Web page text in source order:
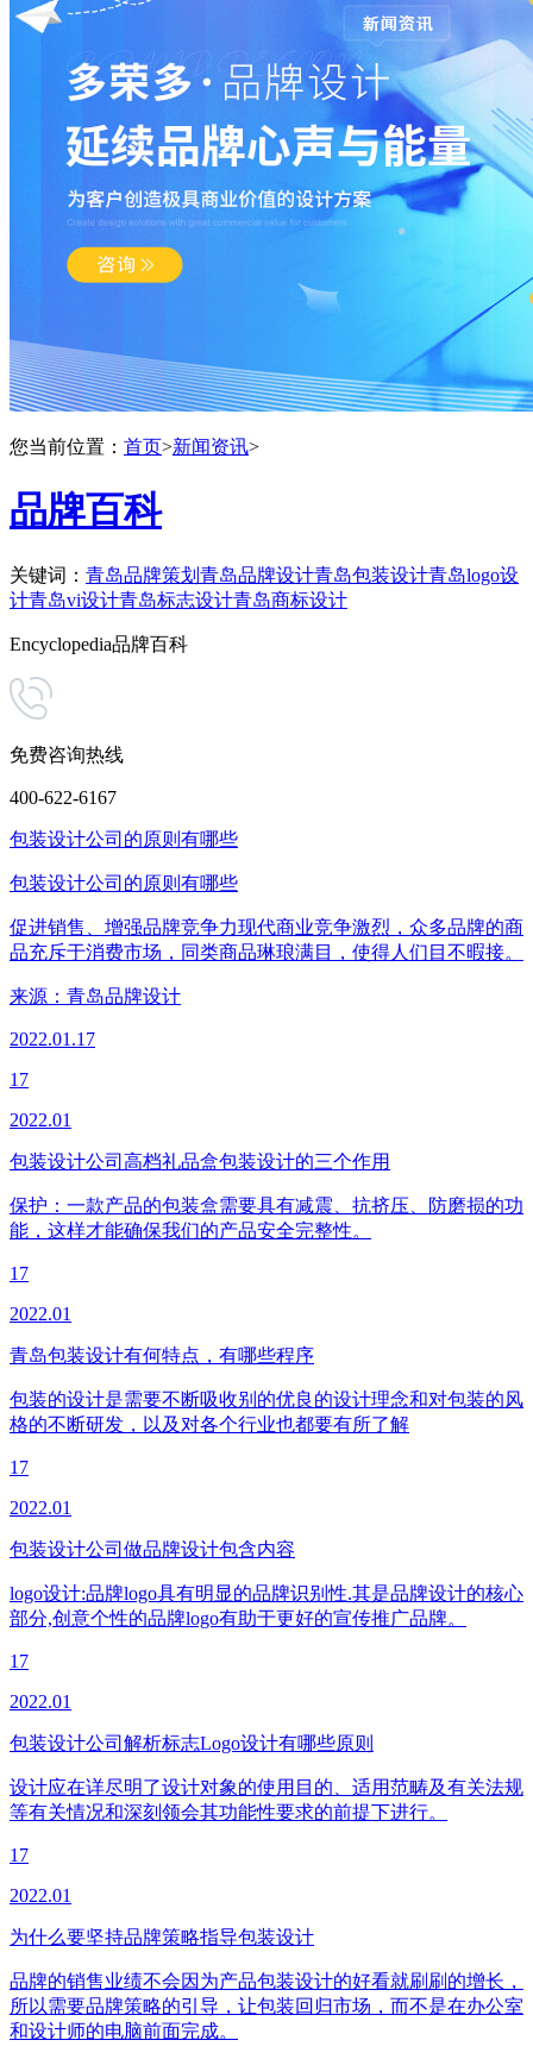
您当前位置： 首页>新闻资讯>
品牌百科
关键词： 青岛品牌策划 青岛品牌设计青岛包装设计青岛logo设
计青岛vi设计青岛标志设计青岛商标设计
Encyclopedia品牌百科
免费咨询热线
400-622-6167
包装设计公司的原则有哪些
包装设计公司的原则有哪些
促进销售、增强品牌竞争力现代商业竞争激烈，众多品牌的商
品充斥于消费市场，同类商品琳琅满目，使得人们目不暇接。
来源： 青岛品牌设计
2022.01.17
17
2022.01
包装设计公司高档礼品盒包装设计的三个作用
保护：一款产品的包装盒需要具有减震、抗挤压、防磨损的功
能，这样才能确保我们的产品安全完整性。
17
2022.01
青岛包装设计有何特点，有哪些程序
包装的设计是需要不断吸收别的优良的设计理念和对包装的风
格的不断研发，以及对各个行业也都要有所了解
17
2022.01
包装设计公司做品牌设计包含内容
logo设计:品牌logo具有明显的品牌识别性.其是品牌设计的核心
部分,创意个性的品牌logo有助于更好的宣传推广品牌。
17
2022.01
包装设计公司解析标志Logo设计有哪些原则
设计应在详尽明了设计对象的使用目的、适用范畴及有关法规
等有关情况和深刻领会其功能性要求的前提下进行。
17
2022.01
为什么要坚持品牌策略指导包装设计
品牌的销售业绩不会因为产品包装设计的好看就刷刷的增长，
所以需要品牌策略的引导，让包装回归市场，而不是在办公室
和设计师的电脑前面完成。